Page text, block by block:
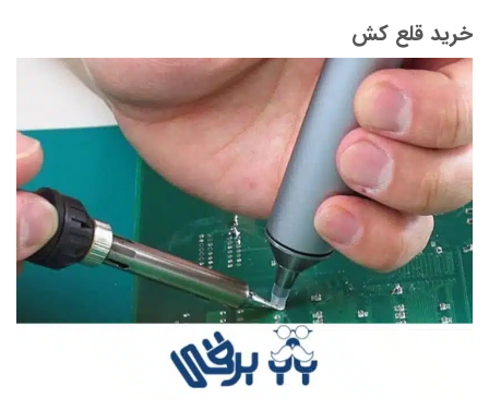
خرید قلع کش